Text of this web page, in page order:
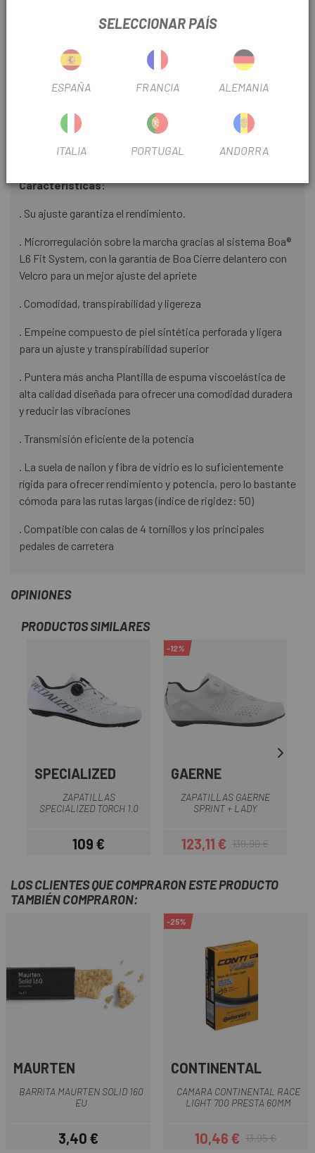
minimizando así el dolor y la fatiga del pie a largo plazo. La
maximiza el rendimiento de cada golpe de pedal. Su suela
de nailon y fibra de vidrio es lo suficientemente rígida como
para brindar rendimiento y potencia óptimos, sin dejar de
paseos largos y recorridos de varios días. Con un índice de
comodidad sin concesiones.
Características:
. Su ajuste garantiza el rendimiento.
. Microrregulación sobre la marcha gracias al sistema Boa®
L6 Fit System, con la garantía de Boa Cierre delantero con
Velcro para un mejor ajuste del apriete
. Comodidad, transpirabilidad y ligereza
. Empeine compuesto de piel sintética perforada y ligera
para un ajuste y transpirabilidad superior
. Puntera más ancha Plantilla de espuma viscoelástica de
alta calidad diseñada para ofrecer una comodidad duradera
y reducir las vibraciones
. Transmisión eficiente de la potencia
. La suela de nailon y fibra de vidrio es lo suficientemente
rígida para ofrecer rendimiento y potencia, pero lo bastante
cómoda para las rutas largas (índice de rigidez: 50)
. Compatible con calas de 4 tornillos y los principales
pedales de carretera
OPINIONES
PRODUCTOS SIMILARES
SPECIALIZED
ZAPATILLAS
SPECIALIZED TORCH 1.0
Precio
109 €
-12%
GAERNE
ZAPATILLAS GAERNE
SPRINT + LADY
Precio
123,11 €Precio regular
139,90 €
LOS CLIENTES QUE COMPRARON ESTE PRODUCTO
TAMBIÉN COMPRARON:
MAURTEN
BARRITA MAURTEN SOLID 160
EU
Precio
3,40 €
-25%
CONTINENTAL
CAMARA CONTINENTAL RACE
LIGHT 700 PRESTA 60MM
Precio
10,46 €Precio regular
13,95 €
SELECCIONAR PAÍS
ESPAÑA FRANCIA ALEMANIA
ITALIA PORTUGAL ANDORRA